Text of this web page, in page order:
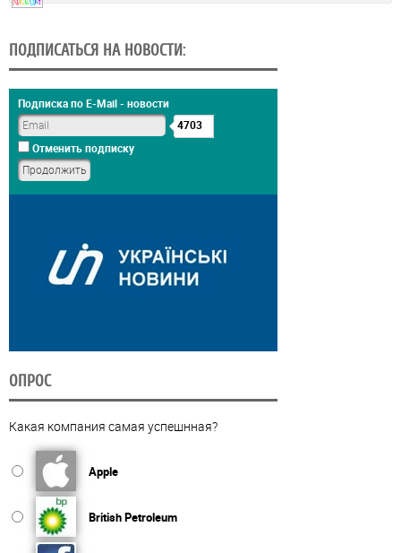
ПОДПИСАТЬСЯ НА НОВОСТИ:
Подписка по E-Mail - новости
4703
Отменить подписку
ОПРОС
Какая компания самая успешнная?
Apple
British Petroleum